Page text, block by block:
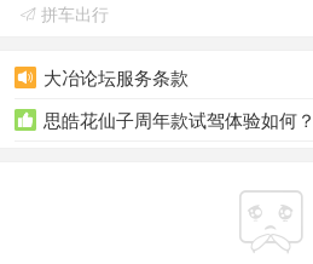
 拼车出行
 大冶论坛服务条款
 思皓花仙子周年款试驾体验如何？
